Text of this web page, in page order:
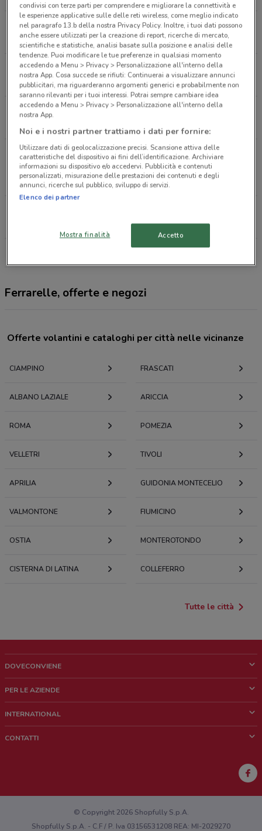
Via San Francesco D Assisi, 11 ciampino
247 m
APERTO
Via Carlo Pirzio Biroli, 37 Ciampino
411 m
Via San Paolo della Croce 1/a 37 Ciampino
Via Mura dei Francesi angolo via Tommaseo
Ciampino
851 m
APERTO
Ferrarelle, offerte e negozi
Offerte volantini e cataloghi per città nelle vicinanze
CIAMPINO FRASCATI
ALBANO LAZIALE ARICCIA
ROMA POMEZIA
VELLETRI TIVOLI
APRILIA GUIDONIA MONTECELIO
VALMONTONE FIUMICINO
OSTIA MONTEROTONDO
CISTERNA DI LATINA COLLEFERRO
Tutte le città
DOVECONVIENE
Chi siamo
Lavora con noi
PER LE AZIENDE
Richieste commerciali e marketing
INTERNATIONAL
CONTATTI
Hai un malfunzionamento sul web o sull'app?
© Copyright 2026 Shopfully S.p.A.
Shopfully S.p.A. - C.F / P. Iva 03156531208 REA: MI-2029270
condivisi con terze parti per comprendere e migliorare la connettività e
le esperienze applicative sulle delle reti wireless, come meglio indicato
nel paragrafo 13.b della nostra Privacy Policy. Inoltre, i tuoi dati possono
anche essere utilizzati per la creazione di report, ricerche di mercato,
scientifiche e statistiche, analisi basate sulla posizione e analisi delle
tendenze. Puoi modificare le tue preferenze in qualsiasi momento
accedendo a Menu > Privacy > Personalizzazione all'interno della
nostra App. Cosa succede se rifiuti: Continuerai a visualizzare annunci
pubblicitari, ma riguarderanno argomenti generici e probabilmente non
saranno rilevanti per i tuoi interessi. Potrai sempre cambiare idea
accedendo a Menu > Privacy > Personalizzazione all'interno della
nostra App.
Noi e i nostri partner trattiamo i dati per fornire:
Utilizzare dati di geolocalizzazione precisi. Scansione attiva delle
caratteristiche del dispositivo ai fini dell’identificazione. Archiviare
informazioni su dispositivo e/o accedervi. Pubblicità e contenuti
personalizzati, misurazione delle prestazioni dei contenuti e degli
annunci, ricerche sul pubblico, sviluppo di servizi.
Elenco dei partner
Mostra finalità Accetto